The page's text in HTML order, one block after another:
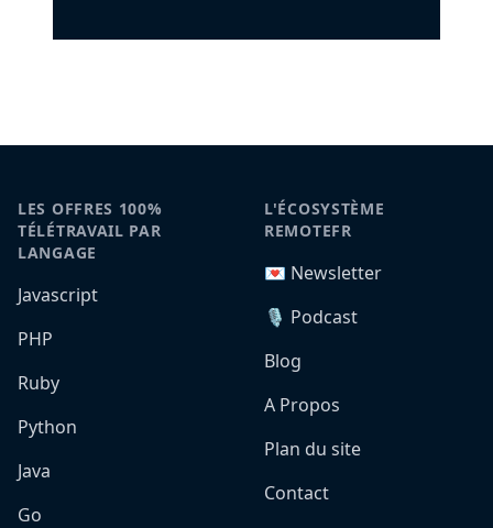
LES OFFRES 100%
TÉLÉTRAVAIL PAR
LANGAGE
Javascript
PHP
Ruby
Python
Java
Go
L'ÉCOSYSTÈME
REMOTEFR
💌 Newsletter
🎙️ Podcast
Blog
A Propos
Plan du site
Contact